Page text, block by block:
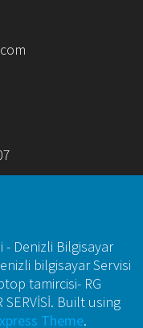
Denizli Bilgisayar
bilgisayar Servisi
tamircisi- RG
SERVİSİ. Built using
Theme.